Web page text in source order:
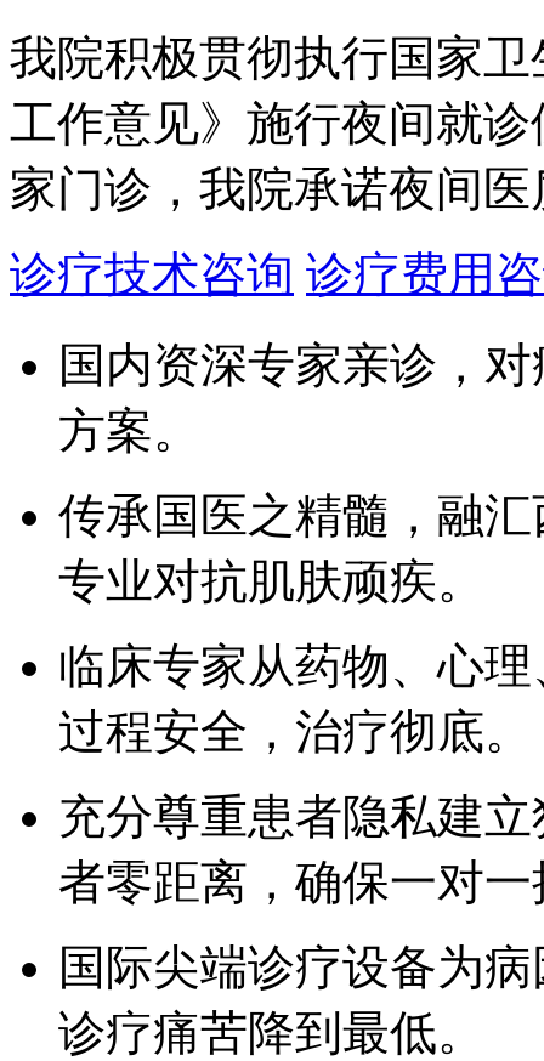
我院积极贯彻执行国家
工作意见》施行夜间就
家门诊，我院承诺夜间
诊疗技术咨询 诊疗费用
国内资深专家亲诊，
方案。
传承国医之精髓，融
专业对抗肌肤顽疾。
临床专家从药物、心
过程安全，治疗彻底。
充分尊重患者隐私建
者零距离，确保一对
国际尖端诊疗设备为
诊疗痛苦降到最低。